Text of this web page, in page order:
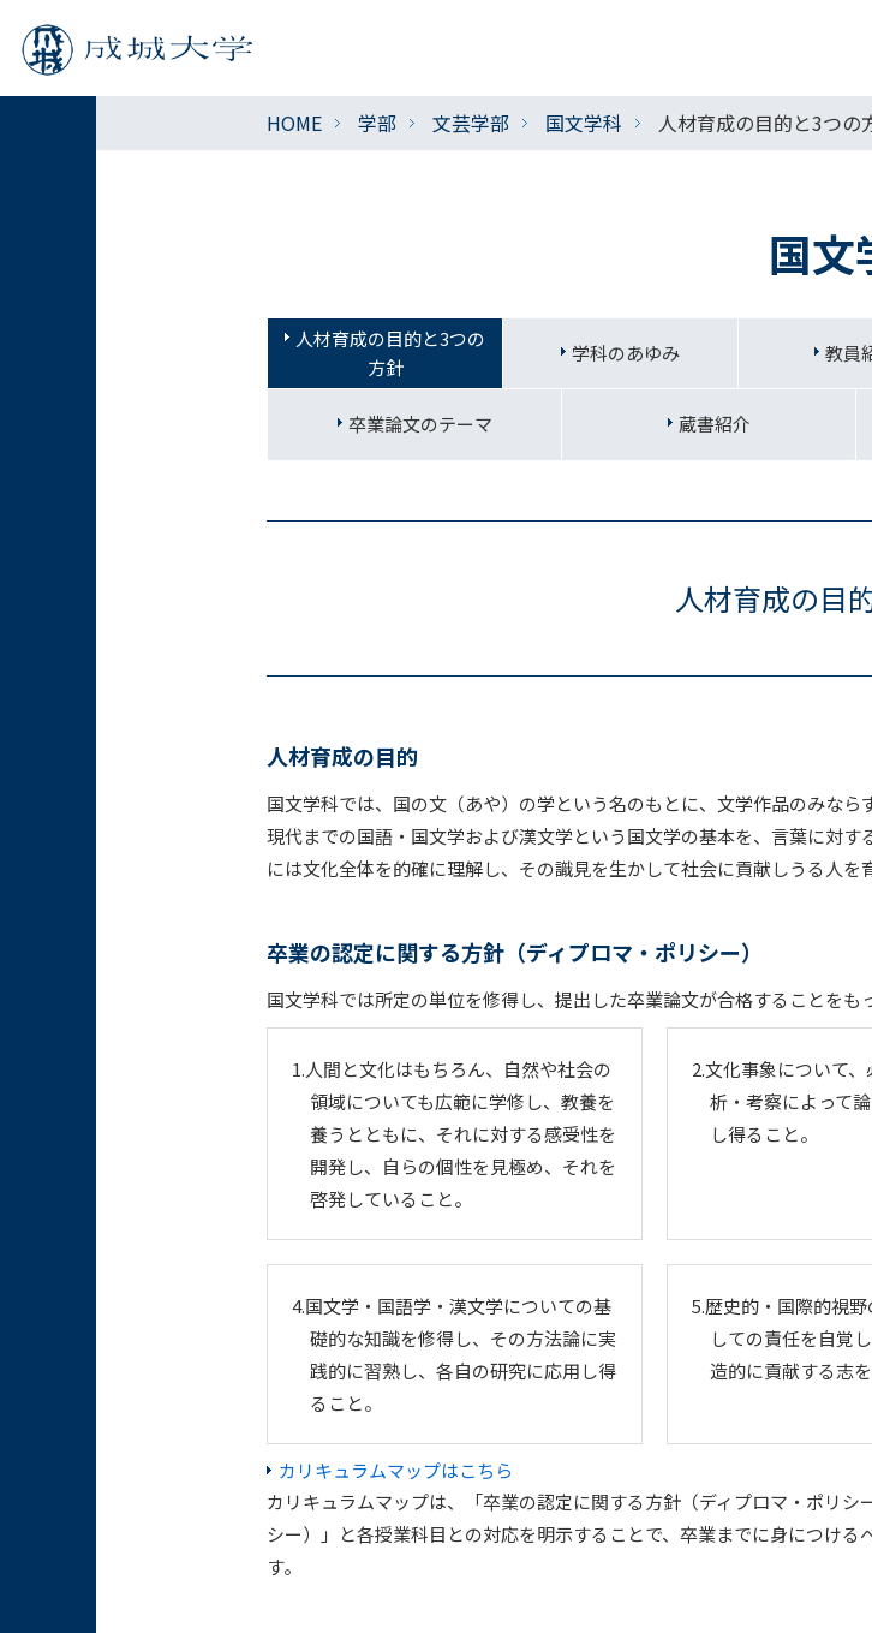
HOME 学部 文芸学部 国文学科 人材育成の目的と3つの
国文
人材育成の目的と3つの
方針
学科のあゆみ 教員
卒業論文のテーマ 蔵書紹介
人材育成の目
人材育成の目的
国文学科では、国の文（あや）の学という名のもとに、文学作品のみな
現代までの国語・国文学および漢文学という国文学の基本を、言葉に対
には文化全体を的確に理解し、その識見を生かして社会に貢献しうる人を
卒業の認定に関する方針（ディプロマ・ポリシー）
国文学科では所定の単位を修得し、提出した卒業論文が合格することをも
1.人間と文化はもちろん、自然や社会の
領域についても広範に学修し、教養を
養うとともに、それに対する感受性を
開発し、自らの個性を見極め、それを
啓発していること。
2.文化事象について
析・考察によって
し得ること。
4.国文学・国語学・漢文学についての基
礎的な知識を修得し、その方法論に実
践的に習熟し、各自の研究に応用し得
ること。
5.歴史的・国際的視
しての責任を自覚
造的に貢献する志
カリキュラムマップはこちら
カリキュラムマップは、「卒業の認定に関する方針（ディプロマ・ポリ
シー）」と各授業科目との対応を明示することで、卒業までに身につけ
す。